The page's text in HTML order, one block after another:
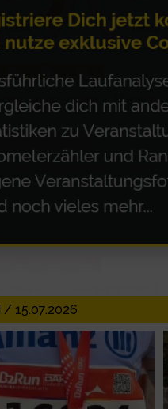
/ 15.07.2026
personalisierter
von Inhalten
personalisierter Inhalte
der Angebote
Auswahl von Inhalten